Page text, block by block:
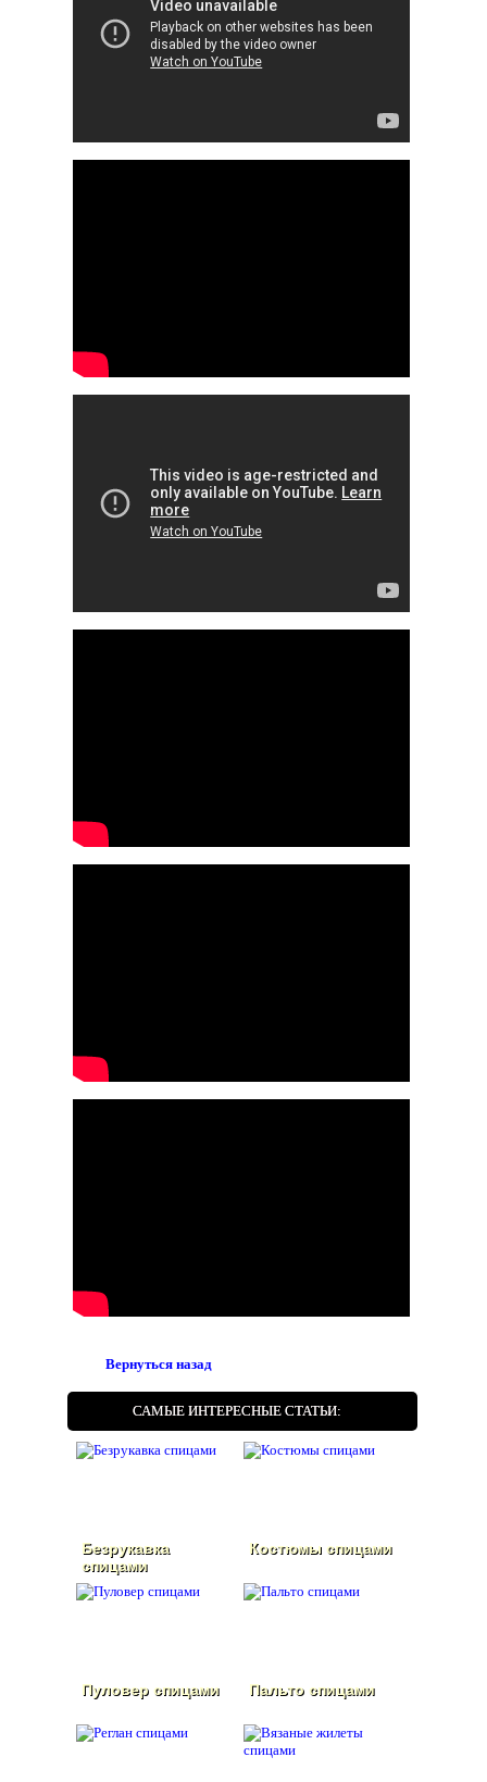
Вернуться назад
САМЫЕ ИНТЕРЕСНЫЕ СТАТЬИ:
Безрукавка
спицами
Костюмы спицами
Пуловер спицами Пальто спицами